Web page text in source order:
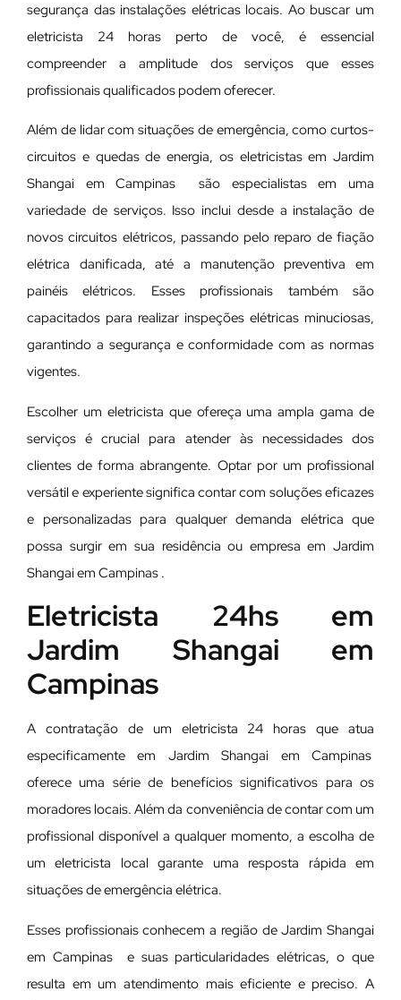
segurança das instalações elétricas locais. Ao buscar um
eletricista 24 horas perto de você, é essencial
compreender a amplitude dos serviços que esses
profissionais qualificados podem oferecer.
Além de lidar com situações de emergência, como curtos-
circuitos e quedas de energia, os eletricistas em Jardim
Shangai em Campinas são especialistas em uma
variedade de serviços. Isso inclui desde a instalação de
novos circuitos elétricos, passando pelo reparo de fiação
elétrica danificada, até a manutenção preventiva em
painéis elétricos. Esses profissionais também são
capacitados para realizar inspeções elétricas minuciosas,
garantindo a segurança e conformidade com as normas
vigentes.
Escolher um eletricista que ofereça uma ampla gama de
serviços é crucial para atender às necessidades dos
clientes de forma abrangente. Optar por um profissional
versátil e experiente significa contar com soluções eficazes
e personalizadas para qualquer demanda elétrica que
possa surgir em sua residência ou empresa em Jardim
Shangai em Campinas .
Eletricista 24hs em
Jardim Shangai em
Campinas
A contratação de um eletricista 24 horas que atua
especificamente em Jardim Shangai em Campinas
oferece uma série de benefícios significativos para os
moradores locais. Além da conveniência de contar com um
profissional disponível a qualquer momento, a escolha de
um eletricista local garante uma resposta rápida em
situações de emergência elétrica.
Esses profissionais conhecem a região de Jardim Shangai
em Campinas e suas particularidades elétricas, o que
resulta em um atendimento mais eficiente e preciso. A